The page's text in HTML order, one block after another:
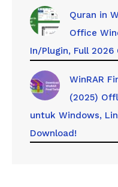
Quran in
Office
In/Plugin, Full
WinRAR
(2025)
untuk Windows,
Download!